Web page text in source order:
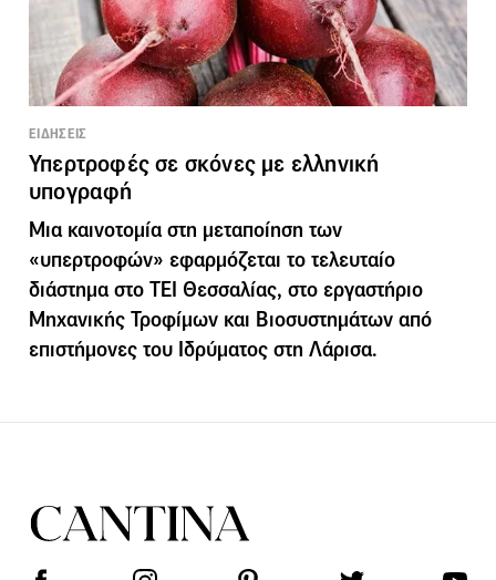
ΕΙΔΗΣΕΙΣ
Υπερτροφές σε σκόνες με ελληνική
υπογραφή
Μια καινοτομία στη μεταποίηση των
«υπερτροφών» εφαρμόζεται το τελευταίο
διάστημα στο ΤΕΙ Θεσσαλίας, στο εργαστήριο
Μηχανικής Τροφίμων και Βιοσυστημάτων από
επιστήμονες του Ιδρύματος στη Λάρισα.